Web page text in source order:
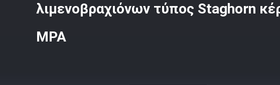
λιμενοβραχιόνων τύπος Staghorn
MPA